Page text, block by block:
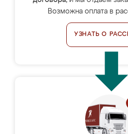
Возможна оплата в
УЗНАТЬ О